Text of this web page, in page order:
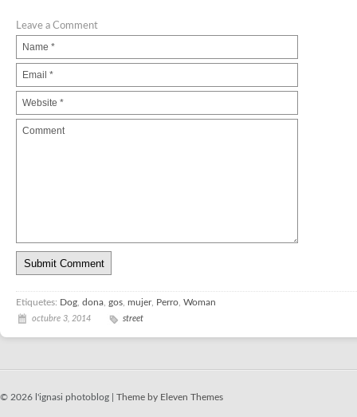
Leave a Comment
Etiquetes: Dog dona gos mujer, Perro Woman
octubre 3, 2014 street
© 2026 l'ignasi photoblog | Theme by Eleven Themes